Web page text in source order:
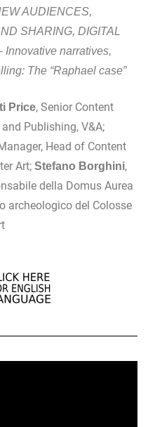
AUDIENCES,
SHARING, DIGITAL
Innovative narratives,
The “Raphael case”
Price, Senior Content
Publishing, V&A;
Head of Content
Art; Stefano Borghini,
della Domus Aurea
archeologico del Colosse